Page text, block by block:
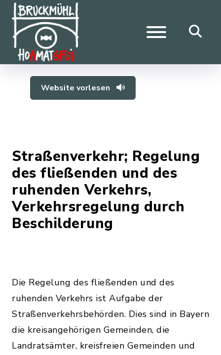
Website vorlesen
Straßenverkehr; Regelung
des fließenden und des
ruhenden Verkehrs,
Verkehrsregelung durch
Beschilderung
Die Regelung des fließenden und des
ruhenden Verkehrs ist Aufgabe der
Straßenverkehrsbehörden. Dies sind in Bayern
die kreisangehörigen Gemeinden, die
Landratsämter, kreisfreien Gemeinden und